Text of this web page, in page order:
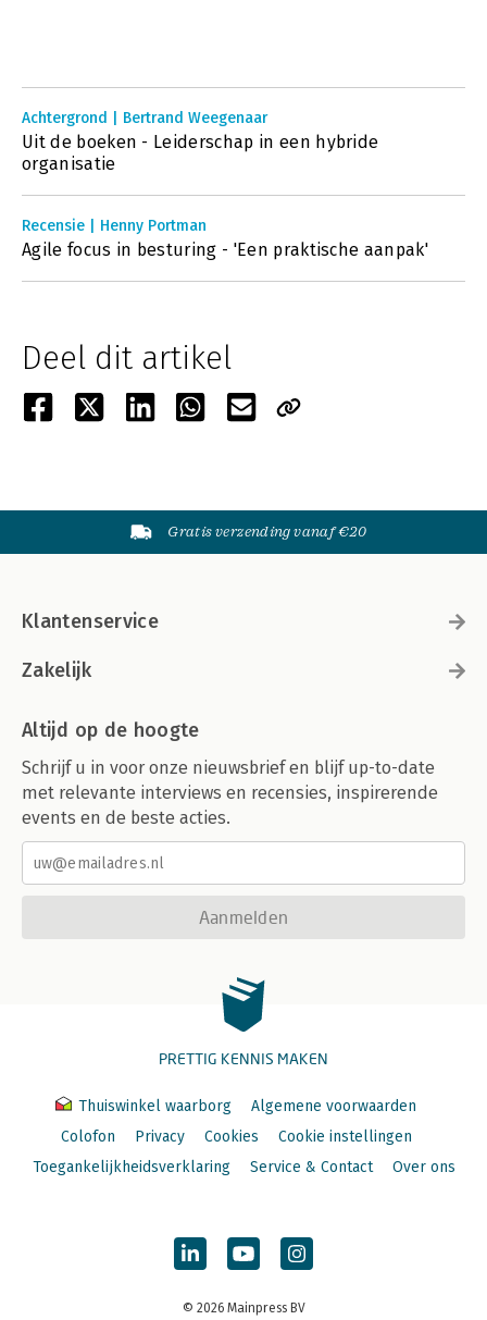
Achtergrond | Bertrand Weegenaar
Uit de boeken - Leiderschap in een hybride
organisatie
Recensie | Henny Portman
Agile focus in besturing - 'Een praktische aanpak'
Deel dit artikel
Gratis verzending vanaf €20
Klantenservice
Zakelijk
Altijd op de hoogte
Schrijf u in voor onze nieuwsbrief en blijf up-to-date
met relevante interviews en recensies, inspirerende
events en de beste acties.
Aanmelden
PRETTIG KENNIS MAKEN
Thuiswinkel waarborg
Algemene voorwaarden
Colofon
Privacy Cookies
Cookie instellingen
Toegankelijkheidsverklaring
Service & Contact Over ons
© 2026 Mainpress BV